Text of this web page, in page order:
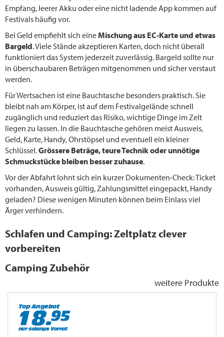
Empfang, leerer Akku oder eine nicht ladende App kommen auf
Festivals häufig vor.
Bei Geld empfiehlt sich eineMischung aus EC-Karte und etwas
Bargeld. Viele Stände akzeptieren Karten, doch nicht überall
funktioniert das System jederzeit zuverlässig. Bargeld sollte nur
in überschaubaren Beträgen mitgenommen und sicher verstaut
werden.
Für Wertsachen ist eine Bauchtasche besonders praktisch. Sie
bleibt nah am Körper, ist auf dem Festivalgelände schnell
zugänglich und reduziert das Risiko, wichtige Dinge im Zelt
liegen zu lassen. In die Bauchtasche gehören meist Ausweis,
Geld, Karte, Handy, Ohrstöpsel und eventuell ein kleiner
Schlüssel.Grössere Beträge, teure Technik oder unnötige
Schmuckstücke bleiben besser zuhause.
Vor der Abfahrt lohnt sich ein kurzer Dokumenten-Check: Ticket
vorhanden, Ausweis gültig, Zahlungsmittel eingepackt, Handy
geladen? Diese wenigen Minuten können beim Einlass viel
Ärger verhindern.
Schlafen und Camping: Zeltplatz clever
vorbereiten
Camping Zubehör
weitere Produkte
Top Angebot
nur solange Vorrat